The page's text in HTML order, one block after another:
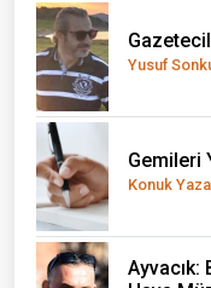
Yusuf
Gemileri
Konuk
Ayvacık: